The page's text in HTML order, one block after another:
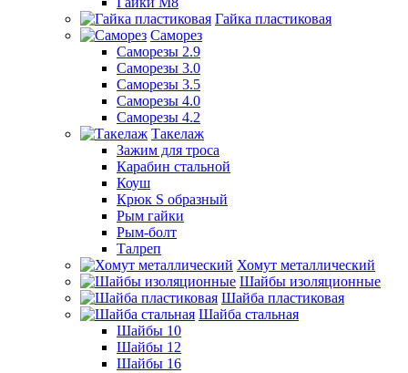
Гайка пластиковая
Саморез
Саморезы 2.9
Саморезы 3.0
Саморезы 3.5
Саморезы 4.0
Саморезы 4.2
Такелаж
Зажим для троса
Карабин стальной
Коуш
Крюк S образный
Рым гайки
Рым-болт
Талреп
Хомут металлический
Шайбы изоляционные
Шайба пластиковая
Шайба стальная
Шайбы 10
Шайбы 12
Шайбы 16